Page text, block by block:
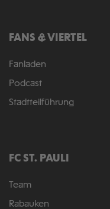
FANS & VIERTEL
Fanladen
Podcast
Stadtteilführung
FC ST. PAULI
Team
Rabauken